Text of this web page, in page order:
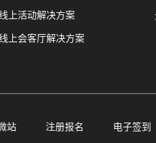
上活动解决方案
上会客厅解决方案
站 注册报名 电子签到